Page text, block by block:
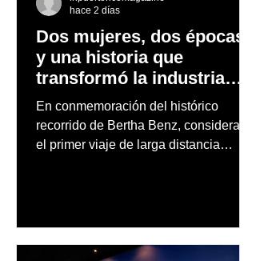
Dos mujeres, dos épocas
y una historia que
transformó la industria
automotriz
En conmemoración del histórico
recorrido de Bertha Benz, considerado
el primer viaje de larga distancia
hace 2 días